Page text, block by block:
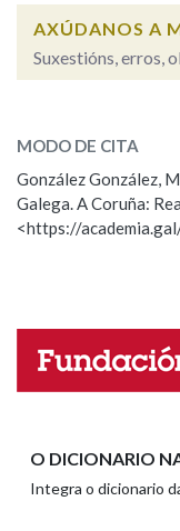
BUSCAR NO
Nas definicións
Nos exemplos
Na fraseoloxía
OUTRAS
Marcas gramaticais
Pertence a
AXÚDANOS A
Suxestións, erros,
ESCOLLE
Observación
Propoño
Nome
MODO DE CITA
González González,
Galega. A Coruña:
<https://
O DICIONARIO
Integra o dicionario